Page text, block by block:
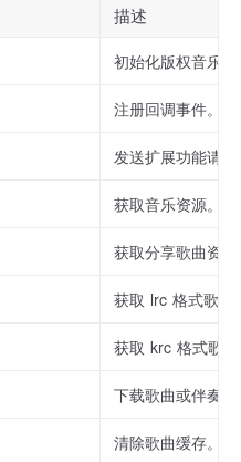
描述
初始化版权音乐
注册回调事件。
发送扩展功能请
获取音乐资源。
获取分享歌曲资
获取 lrc 格式歌词
获取 krc 格式歌
下载歌曲或伴奏。
清除歌曲缓存。